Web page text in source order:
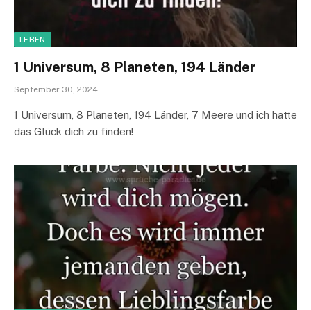
LEBEN
1 Universum, 8 Planeten, 194 Länder
September 30, 2024
1 Universum, 8 Planeten, 194 Länder, 7 Meere und ich hatte
das Glück dich zu finden!